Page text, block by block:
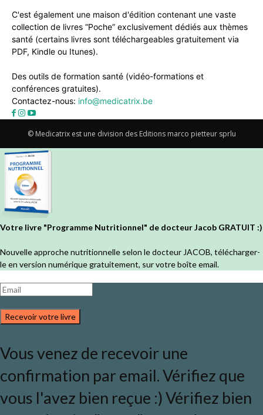
C'est également une maison d'édition contenant une vaste
collection de livres “Poche” exclusivement dédiés aux thèmes
santé (certains livres sont téléchargeables gratuitement via
PDF, Kindle ou Itunes).
Des outils de formation santé (vidéo-formations et
conférences gratuites).
Contactez-nous: info@medicatrix.be
© Medicatrix est une division des Editions marco pietteur sprlu
Votre livre "Programme Nutritionnel" de docteur Jacob GRATUIT :)
Nouvelle approche nutritionnelle selon le docteur JACOB, télécharger-
le en version numérique gratuitement, sur votre boîte email.
Recevoir votre livre
Vous venez de recevoir une
confirmation par email. Vérifiez que
vous l'avez bien reçue :) Vérifiez bien